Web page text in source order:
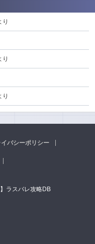
り
り
り
イバシーポリシー
ラスバレ攻略DB